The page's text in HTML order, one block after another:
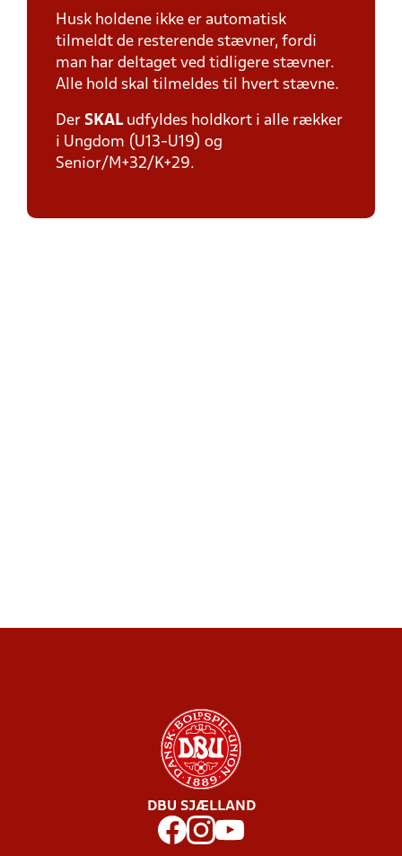
Husk holdene ikke er automatisk
tilmeldt de resterende stævner, fordi
man har deltaget ved tidligere stævner.
Alle hold skal tilmeldes til hvert stævne.
Der SKAL udfyldes holdkort i alle rækker
i Ungdom (U13-U19) og
Senior/M+32/K+29.
DBU SJÆLLAND